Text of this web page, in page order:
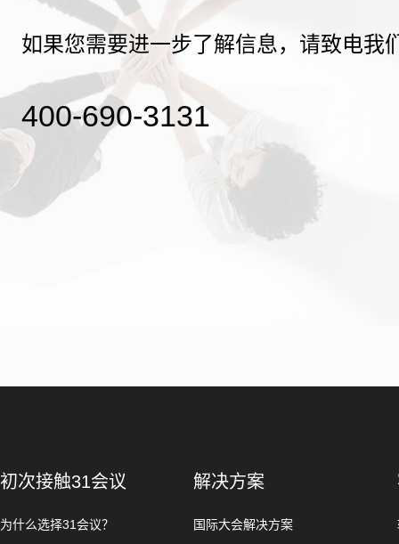
如果您需要进一步了解信息，请致电我
400-690-3131
初次接触31会议
为什么选择31会议？
解决方案
国际大会解决方案